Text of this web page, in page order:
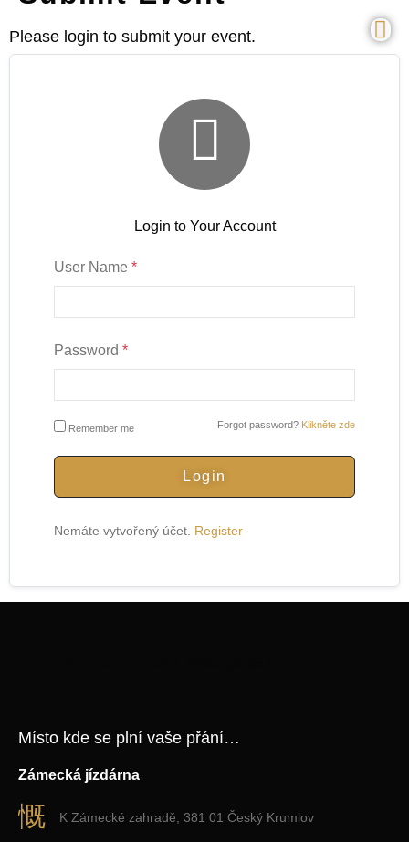
Please login to submit your event.

Login to Your Account
User Name *
Password *
Remember me Forgot password? Klikněte zde
Login
Nemáte vytvořený účet. Register
Místo kde se plní vaše přání…
Zámecká jízdárna
K Zámecké zahradě, 381 01 Český Krumlov